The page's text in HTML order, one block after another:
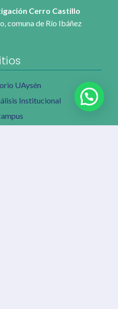
Cerro Castillo
comuna de Río Ibáñez
UAysén
Institucional